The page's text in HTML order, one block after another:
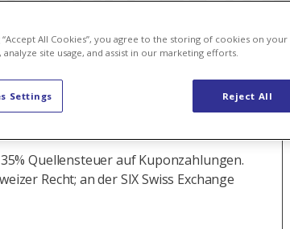
AG
Quellensteuer auf Kuponzahlungen.
Recht; an der SIX Swiss Exchange
“Accept All Cookies”, you agree to the storing of cookies on
analyze site usage, and assist in our marketing efforts.
Reject All
Settings